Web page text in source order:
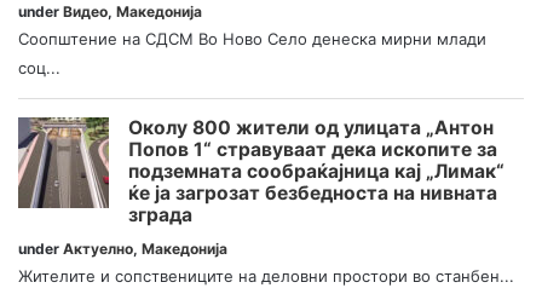
under Видео, Македонија
Соопштение на СДСМ Во Ново Село денеска мирни млади
соц...
Околу 800 жители од улицата „Антон
Попов 1“ стравуваат дека ископите за
подземната сообраќајница кај „Лимак“
ќе ја загрозат безбедноста на нивната
зграда
under Актуелно, Македонија
Жителите и сопствениците на деловни простори во станбен...